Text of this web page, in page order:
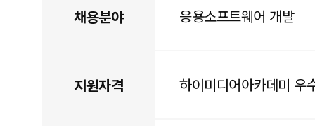
채용분야 응용소프트웨어 개발
지원자격 하이미디어아카데미 우